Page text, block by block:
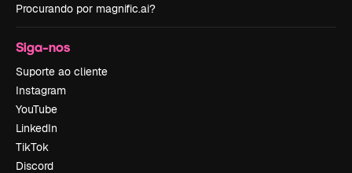
Procurando por magnific.ai?
Siga-nos
Suporte ao cliente
Instagram
YouTube
LinkedIn
TikTok
Discord